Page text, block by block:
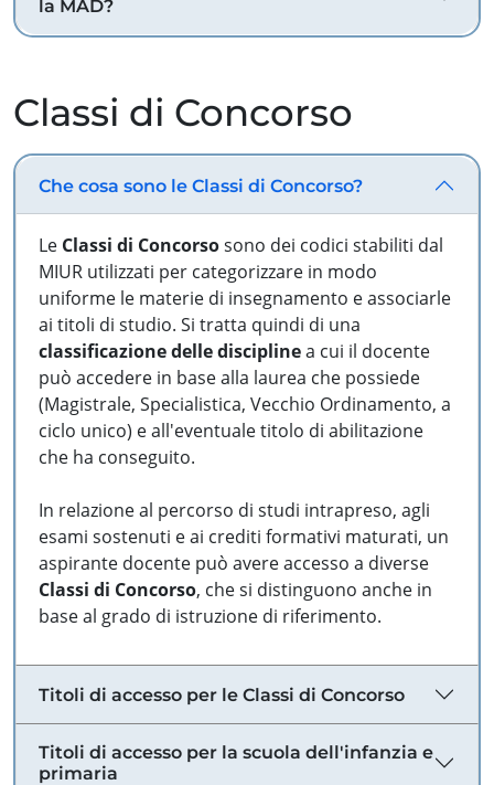
la MAD?
Classi di Concorso
Che cosa sono le Classi di Concorso?
Le Classi di Concorsosono dei codici stabiliti dal
MIUR utilizzati per categorizzare in modo
uniforme le materie di insegnamento e associarle
ai titoli di studio. Si tratta quindi di una
classificazione delle disciplinea cui il docente
può accedere in base alla laurea che possiede
(Magistrale, Specialistica, Vecchio Ordinamento, a
ciclo unico) e all'eventuale titolo di abilitazione
che ha conseguito.
In relazione al percorso di studi intrapreso, agli
esami sostenuti e ai crediti formativi maturati, un
aspirante docente può avere accesso a diverse
Classi di Concorso, che si distinguono anche in
base al grado di istruzione di riferimento.
Titoli di accesso per le Classi di Concorso
Titoli di accesso per la scuola dell'infanzia e
primaria